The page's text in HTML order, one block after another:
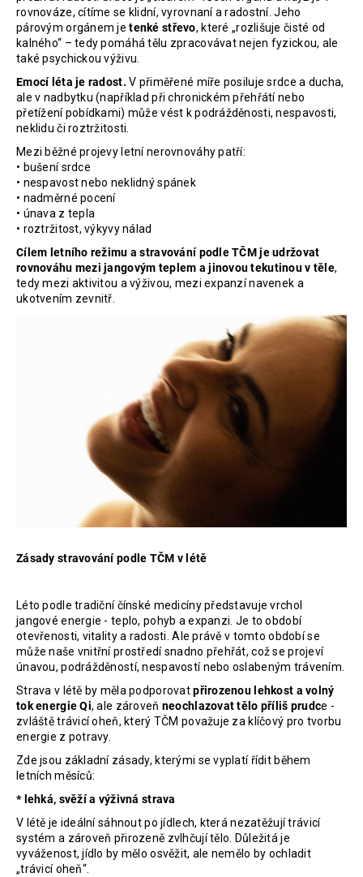
rovnováze, cítíme se klidní, vyrovnaní a radostní. Jeho
párovým orgánem jetenké střevo, které „rozlišuje čisté od
kalného“ – tedy pomáhá tělu zpracovávat nejen fyzickou, ale
také psychickou výživu.
Emocí léta je radost. V přiměřené míře posiluje srdce a ducha,
ale v nadbytku (například při chronickém přehřátí nebo
přetížení pobídkami) může vést k podrážděnosti, nespavosti,
neklidu či roztržitosti.
Mezi běžné projevy letní nerovnováhy patří:
• bušení srdce
• nespavost nebo neklidný spánek
• nadměrné pocení
• únava z tepla
• roztržitost, výkyvy nálad
Cílem letního režimu a stravování podle TČM je udržovat
rovnováhu mezi jangovým teplem a jinovou tekutinou v těle,
tedy mezi aktivitou a výživou, mezi expanzí navenek a
ukotvením zevnitř.
Zásady stravování podle TČM v létě
Léto podle tradiční čínské medicíny představuje vrchol
jangové energie - teplo, pohyb a expanzi. Je to období
otevřenosti, vitality a radosti. Ale právě v tomto období se
může naše vnitřní prostředí snadno přehřát, což se projeví
únavou, podrážděností, nespavostí nebo oslabeným trávením.
Strava v létě by měla podporovatpřirozenou lehkost a volný
tok energie Qi, ale zároveň neochlazovat tělo příliš prudce -
zvláště trávicí oheň, který TČM považuje za klíčový pro tvorbu
energie z potravy.
Zde jsou základní zásady, kterými se vyplatí řídit během
letních měsíců:
* lehká, svěží a výživná strava
V létě je ideální sáhnout po jídlech, která nezatěžují trávicí
systém a zároveň přirozeně zvlhčují tělo. Důležitá je
vyváženost, jídlo by mělo osvěžit, ale nemělo by ochladit
„trávicí oheň“.
u
č
u
e
m
e
PROBIO
WOMAN
THERAPY
3
PACK
2
285
Kč
Původně:
2